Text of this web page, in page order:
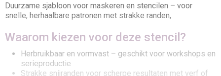
Duurzame sjabloon voor maskeren en stencilen – voor
snelle, herhaalbare patronen met strakke randen,
Waarom kiezen voor deze stencil?
Herbruikbaar en vormvast – geschikt voor workshops en
serieproductie
Strakke snijranden voor scherpe resultaten met verf of